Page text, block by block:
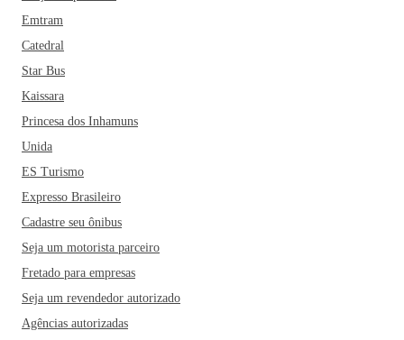
Emtram
Catedral
Star Bus
Kaissara
Princesa dos Inhamuns
Unida
ES Turismo
Expresso Brasileiro
Cadastre seu ônibus
Seja um motorista parceiro
Fretado para empresas
Seja um revendedor autorizado
Agências autorizadas